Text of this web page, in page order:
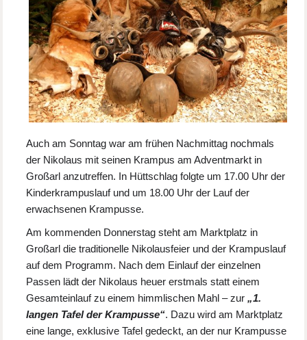
Auch am Sonntag war am frühen Nachmittag nochmals
der Nikolaus mit seinen Krampus am Adventmarkt in
Großarl anzutreffen. In Hüttschlag folgte um 17.00 Uhr der
Kinderkrampuslauf und um 18.00 Uhr der Lauf der
erwachsenen Krampusse.
Am kommenden Donnerstag steht am Marktplatz in
Großarl die traditionelle Nikolausfeier und der Krampuslauf
auf dem Programm. Nach dem Einlauf der einzelnen
Passen lädt der Nikolaus heuer erstmals statt einem
Gesamteinlauf zu einem himmlischen Mahl – zur„1.
langen Tafel der Krampusse“. Dazu wird am Marktplatz
eine lange, exklusive Tafel gedeckt, an der nur Krampusse